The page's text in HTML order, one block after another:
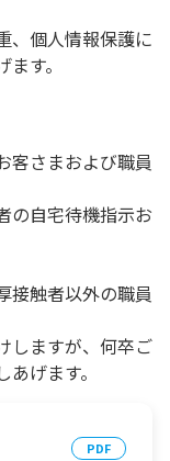
、個人情報保護に
す。
客さまおよび職員
の自宅待機指示お
接触者以外の職員
しますが、何卒ご
げます。